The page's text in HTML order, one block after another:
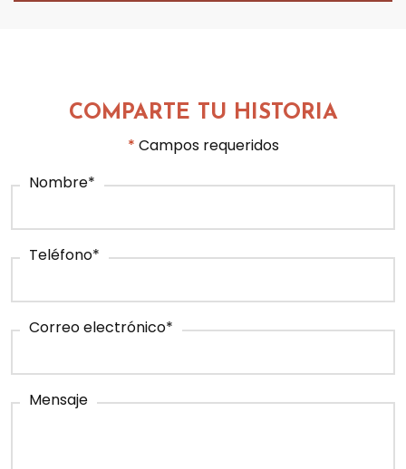
COMPARTE TU HISTORIA
* Campos requeridos
Nombre*
Teléfono*
Correo electrónico*
Mensaje